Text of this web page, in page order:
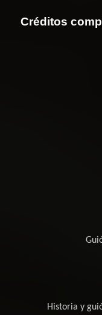
Créditos
Historia y